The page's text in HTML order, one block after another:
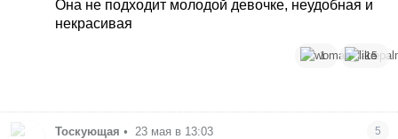
Она не подходит молодой девочке, неудобная и
некрасивая
1 15
Тоскующая • 23 мая в 13:03 5